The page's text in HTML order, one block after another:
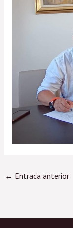
← Entrada anterior